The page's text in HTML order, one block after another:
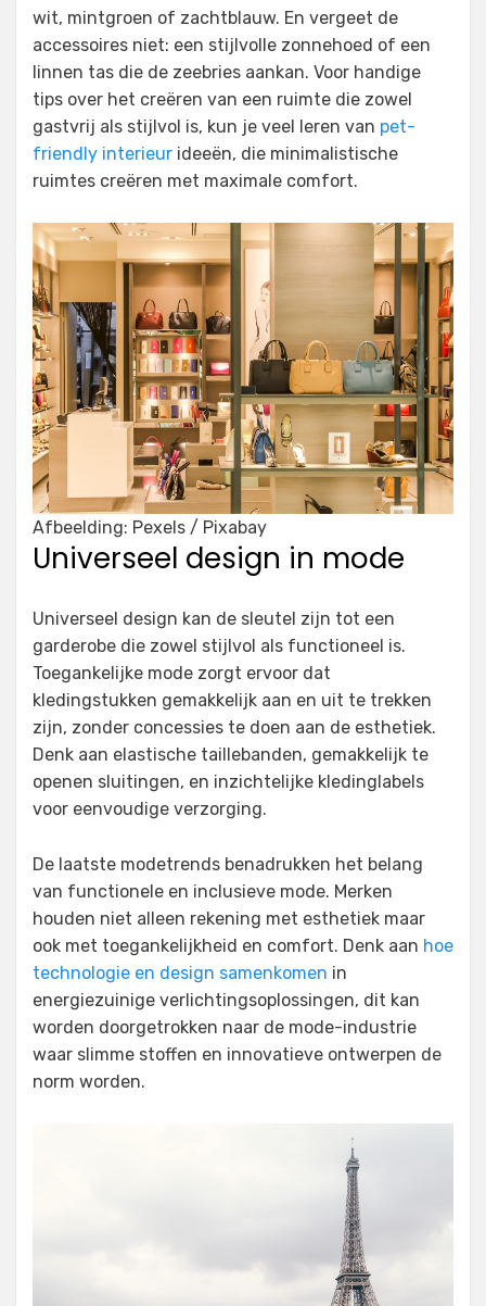
wit, mintgroen of zachtblauw. En vergeet de
accessoires niet: een stijlvolle zonnehoed of een
linnen tas die de zeebries aankan. Voor handige
tips over het creëren van een ruimte die zowel
gastvrij als stijlvol is, kun je veel leren van pet-
friendly interieur ideeën, die minimalistische
ruimtes creëren met maximale comfort.
Afbeelding: Pexels / Pixabay
Universeel design in mode
Universeel design kan de sleutel zijn tot een
garderobe die zowel stijlvol als functioneel is.
Toegankelijke mode zorgt ervoor dat
kledingstukken gemakkelijk aan en uit te trekken
zijn, zonder concessies te doen aan de esthetiek.
Denk aan elastische taillebanden, gemakkelijk te
openen sluitingen, en inzichtelijke kledinglabels
voor eenvoudige verzorging.
De laatste modetrends benadrukken het belang
van functionele en inclusieve mode. Merken
houden niet alleen rekening met esthetiek maar
ook met toegankelijkheid en comfort. Denk aan hoe
technologie en design samenkomen in
energiezuinige verlichtingsoplossingen, dit kan
worden doorgetrokken naar de mode-industrie
waar slimme stoffen en innovatieve ontwerpen de
norm worden.